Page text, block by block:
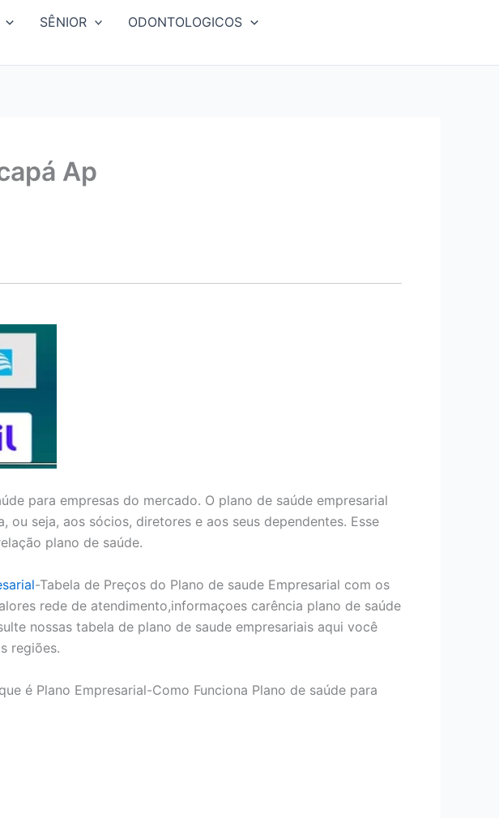
SÊNIOR
ODONTOLOGICOS
Ap
para empresas do mercado. O plano de saúde empresarial
seja, aos sócios, diretores e aos seus dependentes. Esse
plano de saúde.
-Tabela de Preços do Plano de saude Empresarial com os
rede de atendimento,informaçoes carência plano de saúde
nossas tabela de plano de saude empresariais aqui você
regiões.
é Plano Empresarial-Como Funciona Plano de saúde para